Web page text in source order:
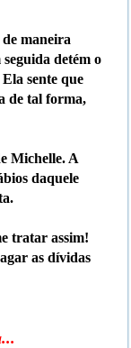
maneira
seguida detém o
sente que
de tal forma,
Michelle. A
daquele
tratar assim!
as dívidas